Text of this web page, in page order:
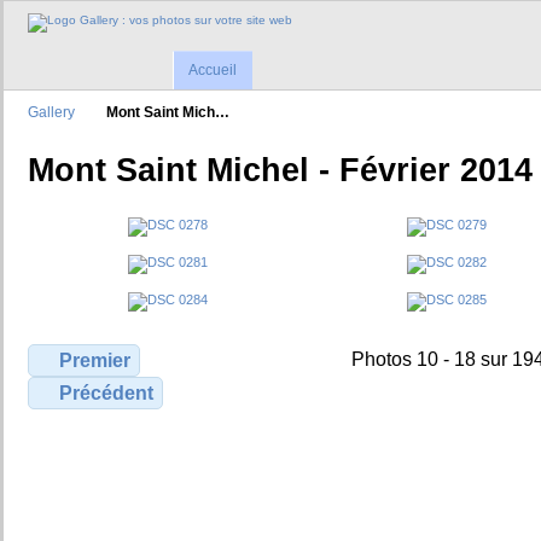
Accueil
Gallery Mont Saint Mich…
Mont Saint Michel - Février 2014
Premier
Précédent
Photos 10 - 18 sur